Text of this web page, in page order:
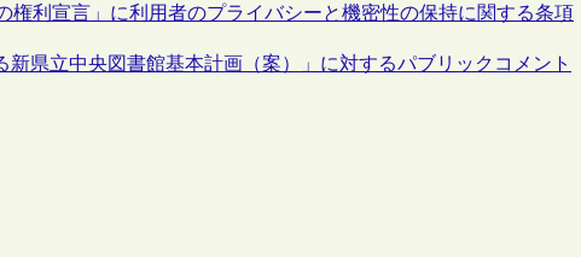
利宣言」に利用者のプライバシーと機密性の保持に関する条項
県立中央図書館基本計画（案）」に対するパブリックコメント